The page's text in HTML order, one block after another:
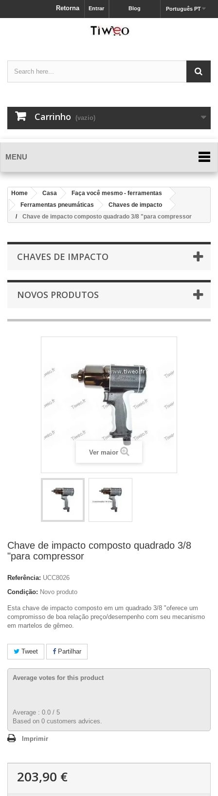
Português PT
Blog
Entrar
Retorna
Carrinho (vazio)
MENU
Home Casa
Faça você mesmo - ferramentas
Ferramentas pneumáticas
Chaves de impacto
Chave de impacto composto quadrado 3/8 "para compressor
CHAVES DE IMPACTO
NOVOS PRODUTOS
Ver maior
Chave de impacto composto quadrado 3/8
"para compressor
Referência: UCC8026
Condição: Novo produto
Esta chave de impacto composto em um quadrado 3/8 "oferece um
compromisso de boa relação preço/desempenho com seu mecanismo
em martelos de gêmeo.
Tweet Partilhar
Average votes for this product
Average : 0.0 / 5
Based on 0 customers advices.
Imprimir
203,90 €